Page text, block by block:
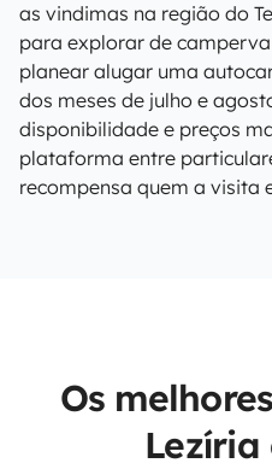
as vindimas na região do
para explorar de
planear alugar uma
dos meses de julho e
disponibilidade e preços
plataforma entre
recompensa quem a visita
Os
Lezíria